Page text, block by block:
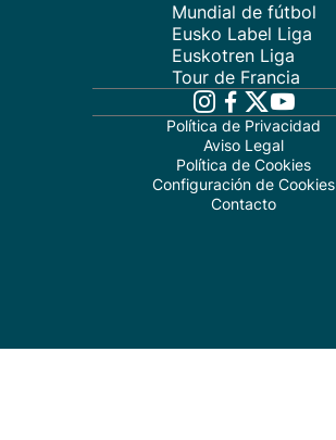
Mundial de fútbol
Eusko Label Liga
Euskotren Liga
Tour de Francia
Política de Privacidad
Aviso Legal
Política de Cookies
Configuración de Cookies
Contacto